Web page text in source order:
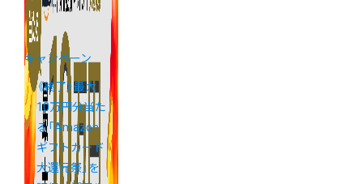
キャンペーン
《終了》最大
10万円分当た
る「Amazon
ギフトカード
大還元祭」を